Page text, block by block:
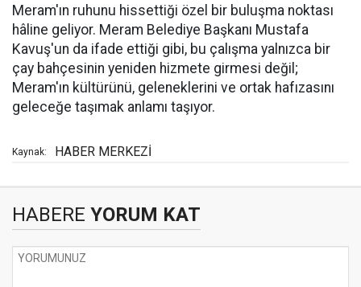
Meram'ın ruhunu hissettiği özel bir buluşma noktası
hâline geliyor. Meram Belediye Başkanı Mustafa
Kavuş'un da ifade ettiği gibi, bu çalışma yalnızca bir
çay bahçesinin yeniden hizmete girmesi değil;
Meram'ın kültürünü, geleneklerini ve ortak hafızasını
geleceğe taşımak anlamı taşıyor.
Kaynak: HABER MERKEZİ
HABERE YORUM KAT